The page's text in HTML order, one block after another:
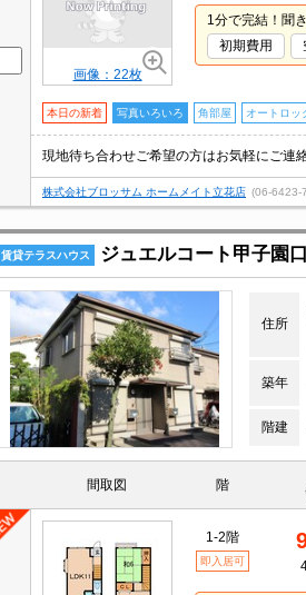
画像：22枚
1分で完結！聞
初期費用
本日の新着 写真いろいろ 角部屋 オートロッ
株式会社ブロッサム ホームメイト立花店 (06-6423-
賃貸テラスハウス ジュエルコート甲子園
住所
築年
階建
間取図 階
1-2階
即入居可